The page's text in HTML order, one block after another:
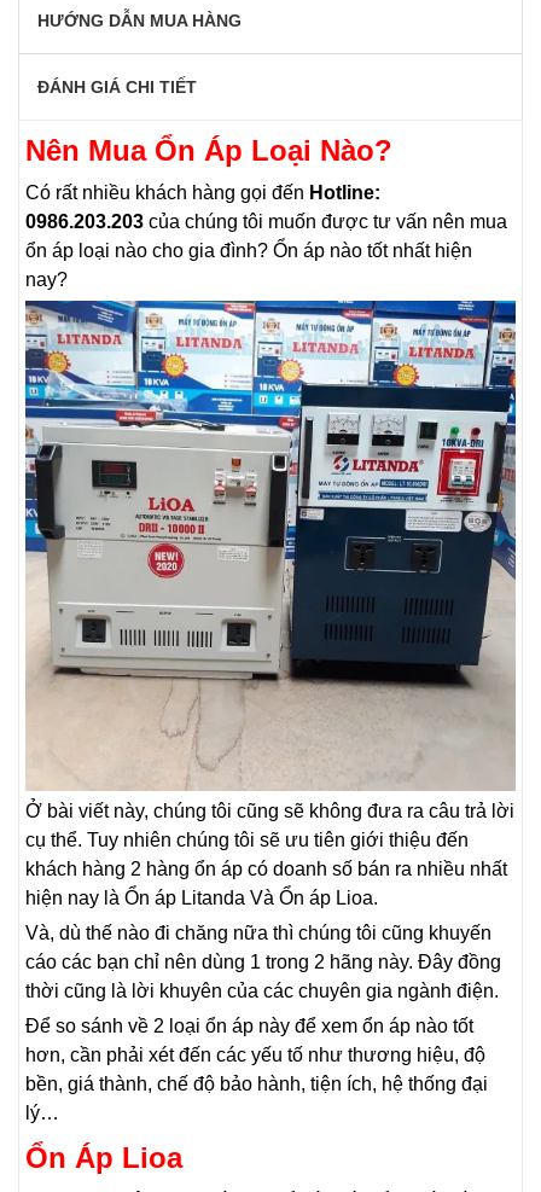
HƯỚNG DẪN MUA HÀNG
ĐÁNH GIÁ CHI TIẾT
Nên Mua Ổn Áp Loại Nào?
Có rất nhiều khách hàng gọi đến Hotline:
0986.203.203 của chúng tôi muốn được tư vấn nên mua
ổn áp loại nào cho gia đình? Ổn áp nào tốt nhất hiện
nay?
Ở bài viết này, chúng tôi cũng sẽ không đưa ra câu trả lời
cụ thể. Tuy nhiên chúng tôi sẽ ưu tiên giới thiệu đến
khách hàng 2 hàng ổn áp có doanh số bán ra nhiều nhất
hiện nay là Ổn áp Litanda Và Ổn áp Lioa.
Và, dù thế nào đi chăng nữa thì chúng tôi cũng khuyến
cáo các bạn chỉ nên dùng 1 trong 2 hãng này. Đây đồng
thời cũng là lời khuyên của các chuyên gia ngành điện.
Để so sánh về 2 loại ổn áp này để xem ổn áp nào tốt
hơn, cần phải xét đến các yếu tố như thương hiệu, độ
bền, giá thành, chế độ bảo hành, tiện ích, hệ thống đại
lý…
Ổn Áp Lioa